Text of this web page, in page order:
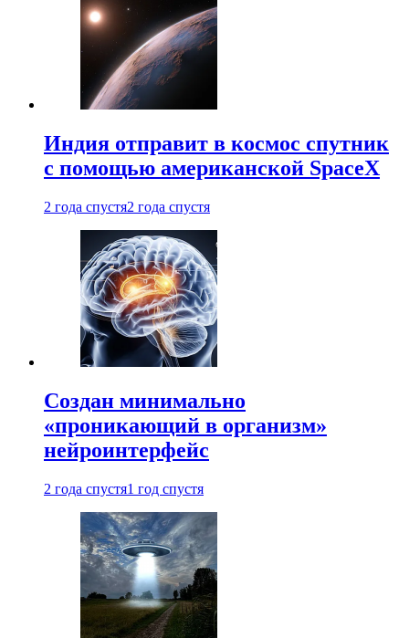
Индия отправит в космос спутник
с помощью американской SpaceX
2 года спустя2 года спустя
Создан минимально
«проникающий в организм»
нейроинтерфейс
2 года спустя1 год спустя